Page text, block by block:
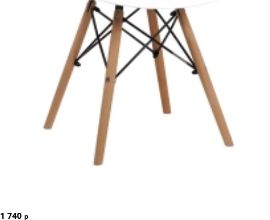
Максимальная статическая нагрузка 260 кг.
1 740 р